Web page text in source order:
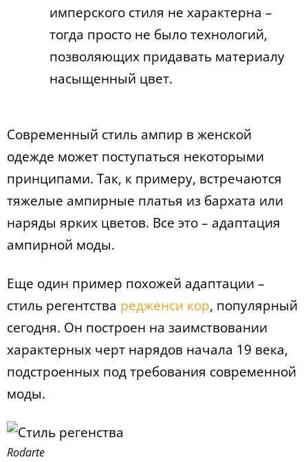
имперского стиля не характерна –
тогда просто не было технологий,
позволяющих придавать материалу
насыщенный цвет.
Современный стиль ампир в женской
одежде может поступаться некоторыми
принципами. Так, к примеру, встречаются
тяжелые ампирные платья из бархата или
наряды ярких цветов. Все это – адаптация
ампирной моды.
Еще один пример похожей адаптации –
стиль регентства редженси кор, популярный
сегодня. Он построен на заимствовании
характерных черт нарядов начала 19 века,
подстроенных под требования современной
моды.
Rodarte